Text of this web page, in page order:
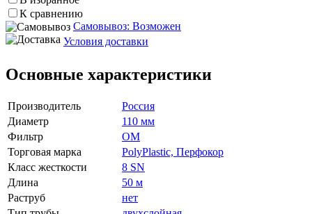
К сравнению
Самовывоз: Возможен
Условия доставки
Основные характеристики
Производитель
Россия
Диаметр
110 мм
Фильтр
ОМ
Торговая марка
PolyPlastic, Перфокор
Класс жесткости
8 SN
Длина
50 м
Раструб
нет